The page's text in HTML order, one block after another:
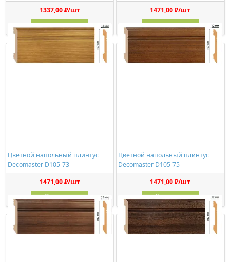
1337,00 ₽/шт
Купить
1471,00 ₽/шт
Купить
Цветной напольный плинтус
Decomaster D105-73
1471,00 ₽/шт
Купить
Цветной напольный плинтус
Decomaster D105-75
1471,00 ₽/шт
Купить